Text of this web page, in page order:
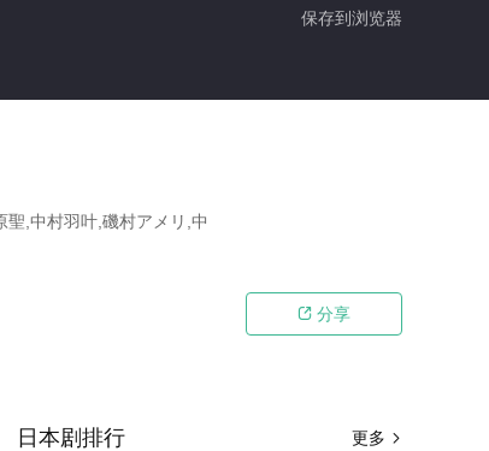
保存到浏览器
,中村羽叶,磯村アメリ,中
 分享
更多 
日本剧排行